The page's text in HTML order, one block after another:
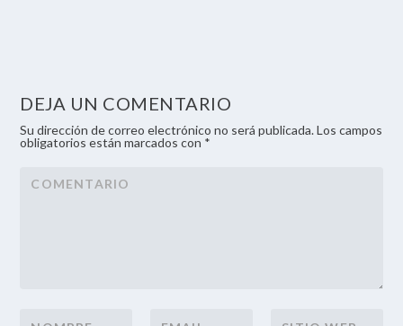
DEJA UN COMENTARIO
Su dirección de correo electrónico no será publicada. Los campos
obligatorios están marcados con *